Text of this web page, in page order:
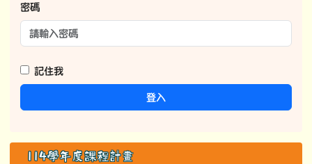
密碼
記住我
登入
114學年度課程計畫